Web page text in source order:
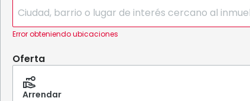
Error obteniendo ubicaciones
Oferta
Arrendar